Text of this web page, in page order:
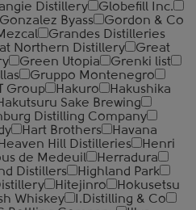
Distillery
Globefill Inc.
Gonzalez Byass
Gordon & Co
Grandes Distilleries
Northern Distillery
Great
Green Utopia
Grenki list
Gruppo Montenegro
Group Hakuro
Hakushika
Sake Brewing
Distilling Company
Hart Brothers
Havana
Heaven Hill Distilleries
Henri
de Medeuil
Herradura
Distillers
Highland Park
Hitejinro
Hokusetsu
Whiskey
I.Distilling & Co